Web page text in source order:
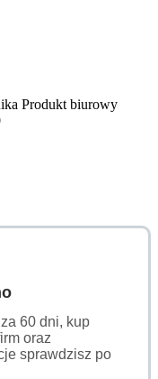
Produkt biurowy
60 dni, kup
oraz
sprawdzisz po